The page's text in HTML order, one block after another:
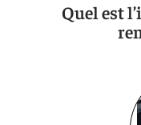
Quel est